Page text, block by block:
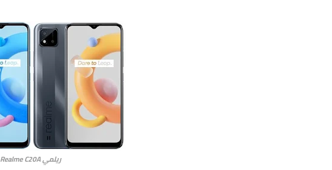
ريلمي Realme C20A